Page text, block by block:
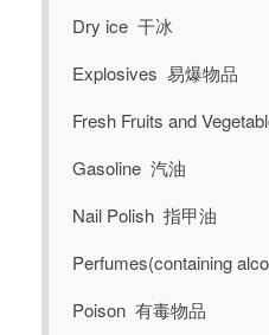
Dry ice 干冰
Explosives 易爆物品
Fresh Fruits and
Gasoline 汽油
Nail Polish 指甲油
Perfumes(containing
Poison 有毒物品